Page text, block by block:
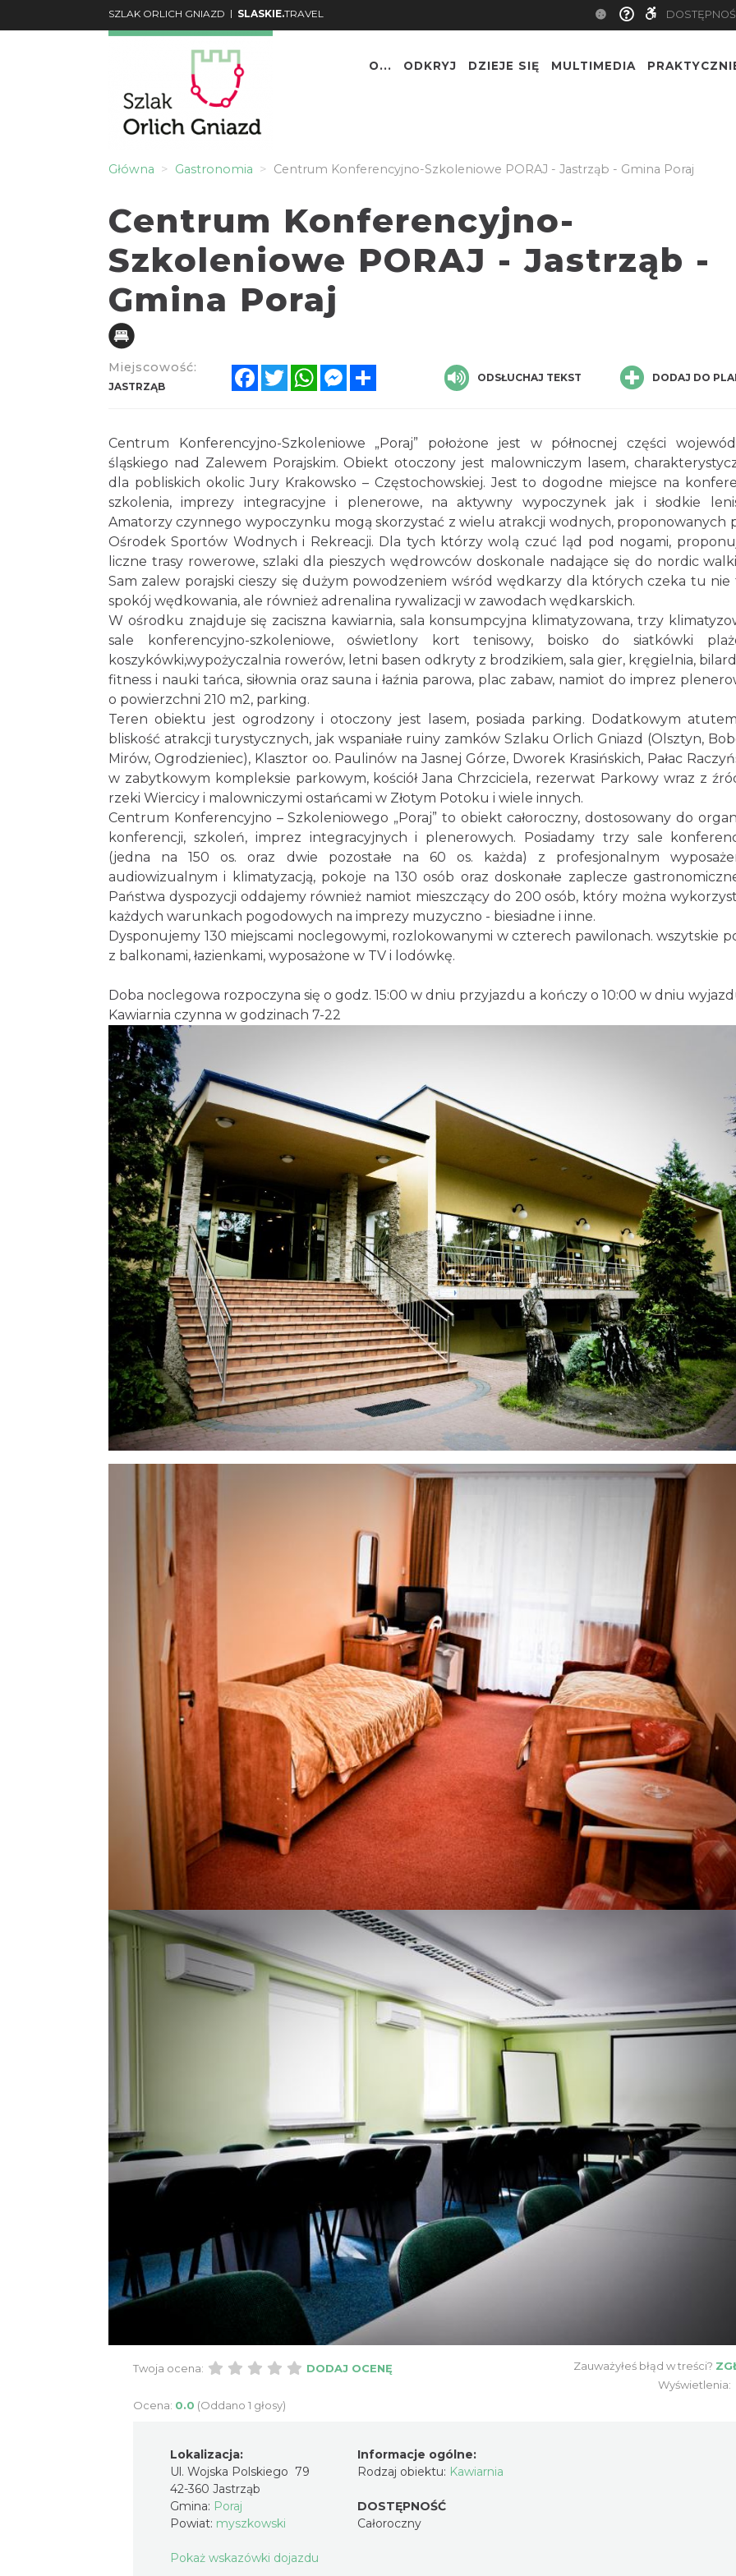
SZLAK ORLICH GNIAZD | SLASKIE.TRAVEL
O... ODKRYJ DZIEJE SIĘ MULTIMEDIA
Główna Gastronomia Centrum Konferencyjno-Szkoleniowe PORAJ - Jastrząb - Gmina Poraj
Centrum Konferencyjno-
Szkoleniowe PORAJ - Jastrząb -
Gmina Poraj
Miejscowość:
JASTRZĄB
FacebookTwitterWhatsAppMessenger ODSŁUCHAJ TEKST DODAJ DO
Centrum Konferencyjno-Szkoleniowe „Poraj” położone jest w północnej części
śląskiego nad Zalewem Porajskim. Obiekt otoczony jest malowniczym lasem,
dla pobliskich okolic Jury Krakowsko – Częstochowskiej. Jest to dogodne miejsce na
szkolenia, imprezy integracyjne i plenerowe, na aktywny wypoczynek jak i słodkie
Amatorzy czynnego wypoczynku mogą skorzystać z wielu atrakcji wodnych, proponowanych
Ośrodek Sportów Wodnych i Rekreacji. Dla tych którzy wolą czuć ląd pod nogami,
liczne trasy rowerowe, szlaki dla pieszych wędrowców doskonale nadające się do nordic
Sam zalew porajski cieszy się dużym powodzeniem wśród wędkarzy dla których czeka tu nie
spokój wędkowania, ale również adrenalina rywalizacji w zawodach wędkarskich.
W ośrodku znajduje się zaciszna kawiarnia, sala konsumpcyjna klimatyzowana, trzy
sale konferencyjno-szkoleniowe, oświetlony kort tenisowy, boisko do siatkówki
koszykówki,wypożyczalnia rowerów, letni basen odkryty z brodzikiem, sala gier, kręgielnia,
fitness i nauki tańca, siłownia oraz sauna i łaźnia parowa, plac zabaw, namiot do imprez
o powierzchni 210 m2, parking.
Teren obiektu jest ogrodzony i otoczony jest lasem, posiada parking. Dodatkowym
bliskość atrakcji turystycznych, jak wspaniałe ruiny zamków Szlaku Orlich Gniazd (Olsztyn,
Mirów, Ogrodzieniec), Klasztor oo. Paulinów na Jasnej Górze, Dworek Krasińskich, Pałac
w zabytkowym kompleksie parkowym, kościół Jana Chrzciciela, rezerwat Parkowy wraz z
rzeki Wiercicy i malowniczymi ostańcami w Złotym Potoku i wiele innych.
Centrum Konferencyjno – Szkoleniowego „Poraj” to obiekt całoroczny, dostosowany do
konferencji, szkoleń, imprez integracyjnych i plenerowych. Posiadamy trzy sale
(jedna na 150 os. oraz dwie pozostałe na 60 os. każda) z profesjonalnym
audiowizualnym i klimatyzacją, pokoje na 130 osób oraz doskonałe zaplecze
Państwa dyspozycji oddajemy również namiot mieszczący do 200 osób, który można
każdych warunkach pogodowych na imprezy muzyczno - biesiadne i inne.
Dysponujemy 130 miejscami noclegowymi, rozlokowanymi w czterech pawilonach. wszytskie
z balkonami, łazienkami, wyposażone w TV i lodówkę.
Doba noclegowa rozpoczyna się o godz. 15:00 w dniu przyjazdu a kończy o 10:00 w dniu
Kawiarnia czynna w godzinach 7-22
Twoja ocena: DODAJ OCENĘ
Ocena: 0.0 (Oddano 1 głosy)
Zauważyłeś błąd w treści?
Wyświetlenia:
Lokalizacja:
Ul. Wojska Polskiego 79
42-360 Jastrząb
Gmina: Poraj
Powiat: myszkowski
Pokaż wskazówki dojazdu
Informacje ogólne:
Rodzaj obiektu: Kawiarnia
DOSTĘPNOŚĆ
Całoroczny